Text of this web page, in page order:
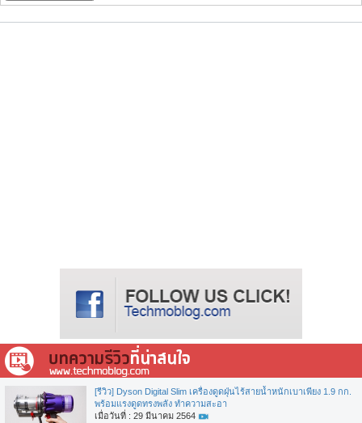
[รีวิว] Dyson Digital Slim เครื่องดูดฝุ่นไร้สายน้ำหนักเบาเพียง 1.9 กก.
พร้อมแรงดูดทรงพลัง ทำความสะอา
เมื่อวันที่ : 29 มีนาคม 2564